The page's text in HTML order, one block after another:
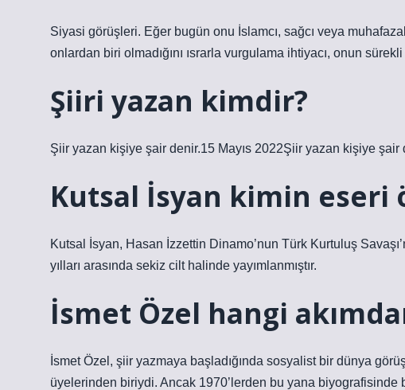
Siyasi görüşleri. Eğer bugün onu İslamcı, sağcı veya
onlardan biri olmadığını ısrarla vurgulama ihtiyacı, onun
Şiiri yazan kimdir?
Şiir yazan kişiye şair denir.15 Mayıs 2022Şiir yazan kişiye şair
Kutsal İsyan kimin eseri
Kutsal İsyan, Hasan İzzettin Dinamo’nun Türk Kurtuluş
yılları arasında sekiz cilt halinde yayımlanmıştır.
İsmet Özel hangi
İsmet Özel, şiir yazmaya başladığında sosyalist bir dünya
üyelerinden biriydi. Ancak 1970’lerden bu yana biyografisinde